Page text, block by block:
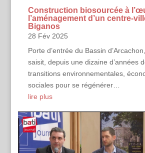
Construction biosourcée à
l’aménagement d’un centre-
Biganos
28 Fév 2025
Porte d’entrée du Bassin
saisit, depuis une dizaine d’années
transitions environnementales,
sociales pour se régénérer…
lire plus